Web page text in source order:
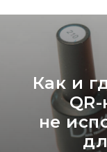
Как и
не